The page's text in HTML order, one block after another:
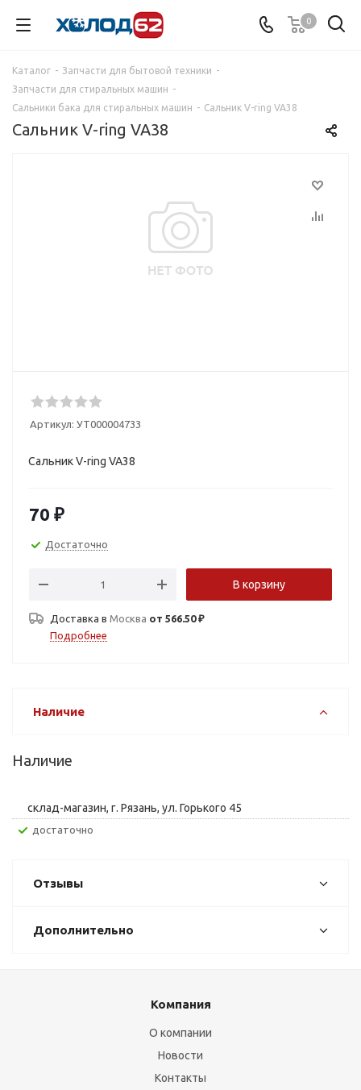
0
Каталог - Запчасти для бытовой техники -
Запчасти для стиральных машин -
Сальники бака для стиральных машин - Сальник V-ring VA38
Сальник V-ring VA38
Артикул: УТ000004733
Сальник V-ring VA38
70 ₽
Достаточно
В корзину
Доставка в Москва от 566.50 ₽
Подробнее
Наличие
Наличие
склад-магазин, г. Рязань, ул. Горького 45
Достаточно
Отзывы
Дополнительно
Компания
О компании
Новости
Контакты